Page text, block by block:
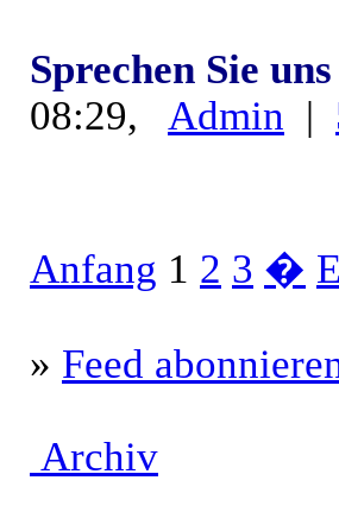
Sprechen Sie
08:29, Admin |
Anfang 1 2 3 �
» Feed
Archiv